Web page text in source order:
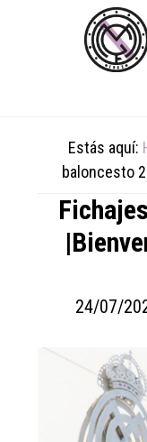
Estás aquí:
baloncesto
24/07/